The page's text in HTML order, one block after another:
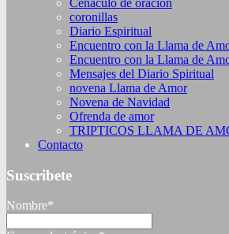
coronillas
Diario Espiritual
Encuentro con la Llama de
Encuentro con la Llama de
Mensajes del Diario Spiritual
novena Llama de Amor
Novena de Navidad
Ofrenda de amor
TRIPTICOS LLAMA DE
Contacto
Suscribete
Nombre*